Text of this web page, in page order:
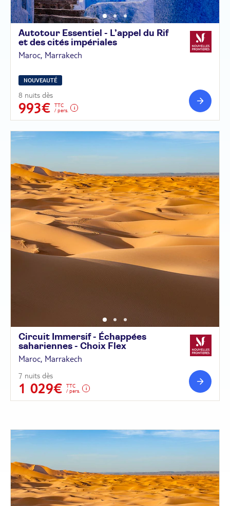
Autotour Essentiel - L’appel du Rif
et des cités impériales
Maroc, Marrakech
NOUVEAUTÉ
8 nuits dès
993€
TTC
/ pers.
Circuit Immersif - Échappées
sahariennes - Choix Flex
Maroc, Marrakech
7 nuits dès
1 029€
TTC
/ pers.